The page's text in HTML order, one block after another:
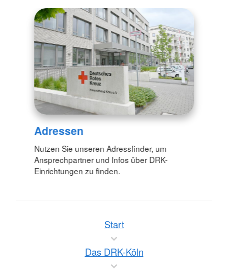
Adressen
Nutzen Sie unseren Adressfinder, um
Ansprechpartner und Infos über DRK-
Einrichtungen zu finden.
Start
Das DRK-Köln